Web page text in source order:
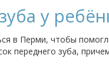
у
в Перми, чтобы
переднего зуба,